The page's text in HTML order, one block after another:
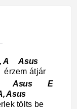
Asus
érzem átjár
Asus E
tölts be